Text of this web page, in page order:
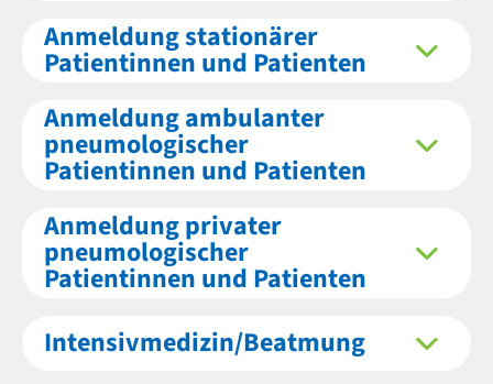
Anmeldung stationärer
Patientinnen und Patienten
Anmeldung ambulanter
pneumologischer
Patientinnen und Patienten
Anmeldung privater
pneumologischer
Patientinnen und Patienten
Intensivmedizin/Beatmung